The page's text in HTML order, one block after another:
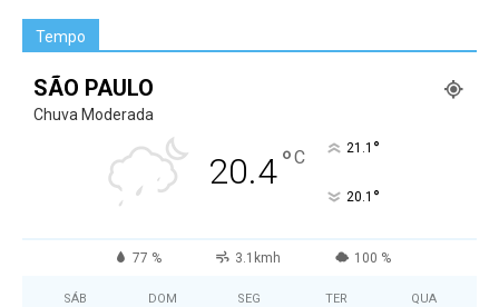
Tempo
SÃO PAULO
Chuva Moderada
20.4°C 21.1 °
20.1 °
77 % 3.1kmh 100 %
SÁB DOM SEG TER QUA